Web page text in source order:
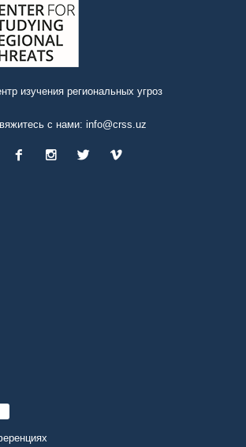
изучения региональных угроз
с нами: info@crss.uz